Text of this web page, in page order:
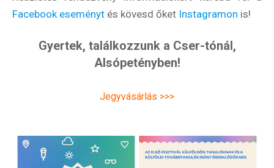
Facebook eseményt és kövesd őket Instagramon is!
Gyertek, találkozzunk a Cser-tónál,
Alsópetényben!
Jegyvásárlás >>>